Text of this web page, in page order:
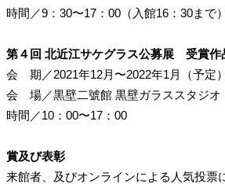
時間／9：30〜17：00（入館16：30まで）
第４回 北近江サケグラス公募展 受賞作
会 期／2021年12月〜2022年1月（予定）
会 場／黒壁二號館 黒壁ガラススタジオ
時間／10：00〜17：00
賞及び表彰
来館者、及びオンラインによる人気投票